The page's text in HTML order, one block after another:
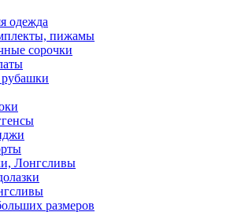
одежда
пижамы
сорочки
Лонгсливы
размеров